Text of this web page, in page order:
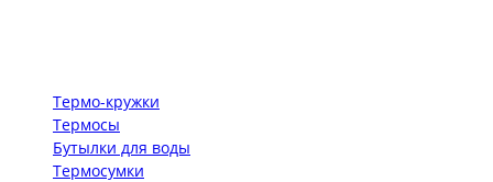
Термо-кружки
Термосы
Бутылки для воды
Термосумки